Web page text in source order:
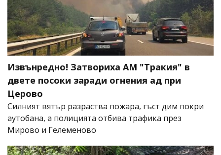
Извънредно! Затвориха АМ "Тракия" в
двете посоки заради огнения ад при
Церово
Силният вятър разраства пожара, гъст дим покри
аутобана, а полицията отбива трафика през
Мирово и Гелеменово